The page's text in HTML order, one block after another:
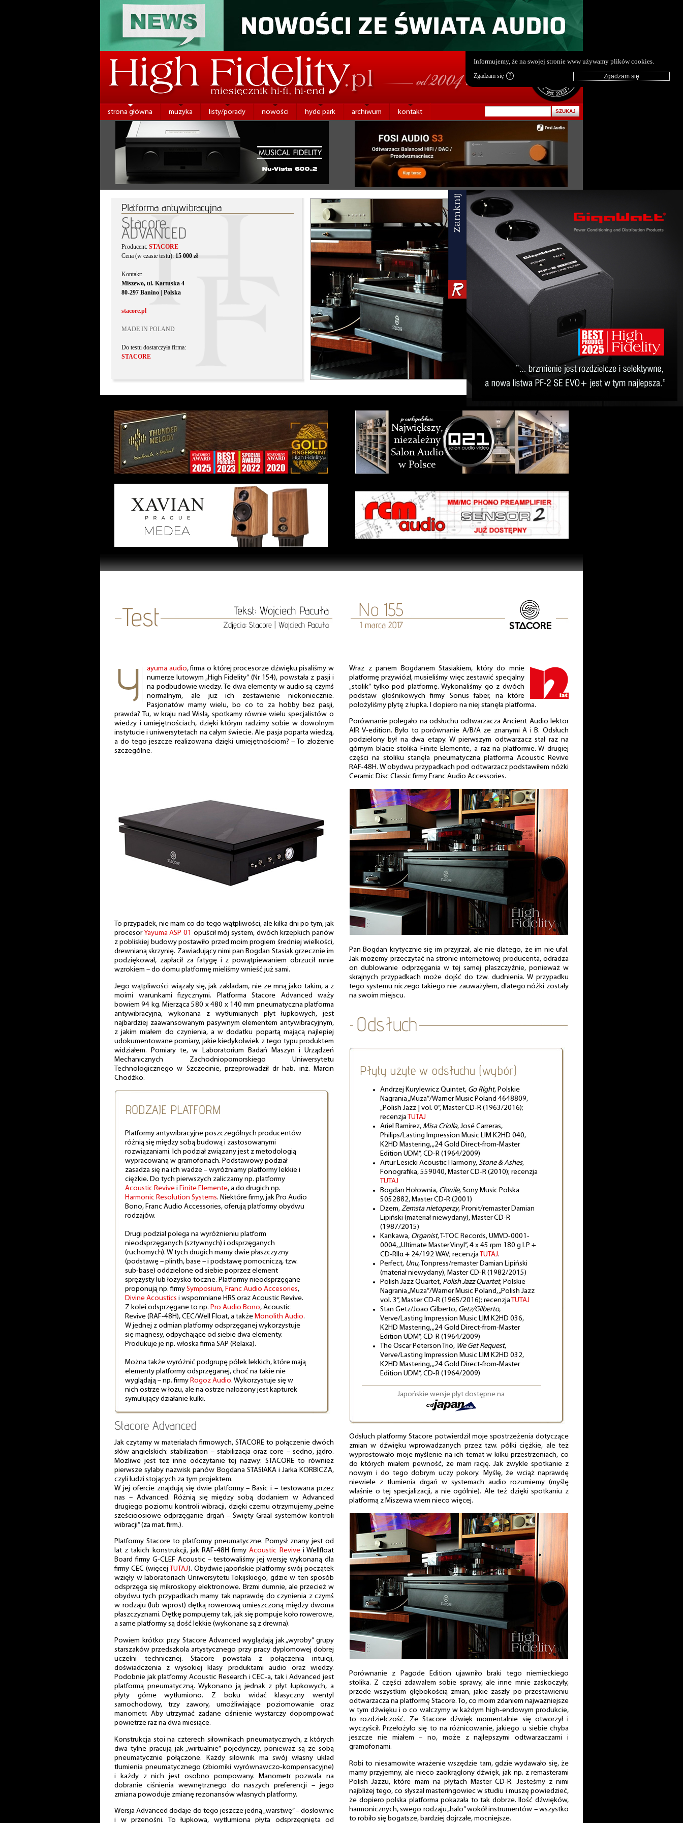
strona główna muzyka listy/porady nowości hyde park archiwum kontakt
Platforma antywibracyjna
Stacore
ADVANCED
Producent: STACORE
Cena (w czasie testu): 15 000 zł
Kontakt:
Miszewo, ul. Kartuska 4
80-297 Banino | Polska
stacore.pl
MADE IN POLAND
Do testu dostarczyła firma:
STACORE
ayuma audio, firma o której procesorze dźwięku pisaliśmy w
numerze lutowym „High Fidelity” (Nr 154), powstała z pasji i
na podbudowie wiedzy. Te dwa elementy w audio są czymś
normalnym, ale już ich zestawienie niekoniecznie.
Pasjonatów mamy wielu, bo co to za hobby bez pasji,
prawda? Tu, w kraju nad Wisłą, spotkamy równie wielu specjalistów o
wiedzy i umiejętnościach, dzięki którym radzimy sobie w dowolnym
instytucie i uniwersytetach na całym świecie. Ale pasja poparta wiedzą,
a do tego jeszcze realizowana dzięki umiejętnościom? – To złożenie
szczególne.
To przypadek, nie mam co do tego wątpliwości, ale kilka dni po tym, jak
procesor Yayuma ASP 01 opuścił mój system, dwóch krzepkich panów
z pobliskiej budowy postawiło przed moim progiem średniej wielkości,
drewnianą skrzynię. Zawiadujący nimi pan Bogdan Stasiak grzecznie im
podziękował, zapłacił za fatygę i z powątpiewaniem obrzucił mnie
wzrokiem – do domu platformę mieliśmy wnieść już sami.
Jego wątpliwości wiązały się, jak zakładam, nie ze mną jako takim, a z
moimi warunkami fizycznymi. Platforma Stacore Advanced waży
bowiem 94 kg. Mierząca 580 x 480 x 140 mm pneumatyczna platforma
antywibracyjna, wykonana z wytłumianych płyt łupkowych, jest
najbardziej zaawansowanym pasywnym elementem antywibracyjnym,
z jakim miałem do czynienia, a w dodatku popartą mającą najlepiej
udokumentowane pomiary, jakie kiedykolwiek z tego typu produktem
widziałem. Pomiary te, w Laboratorium Badań Maszyn i Urządzeń
Mechanicznych Zachodniopomorskiego Uniwersytetu
Technologicznego w Szczecinie, przeprowadził dr hab. inż. Marcin
Chodźko.
RODZAJE PLATFORM
Platformy antywibracyjne poszczególnych producentów
różnią się między sobą budową i zastosowanymi
rozwiązaniami. Ich podział związany jest z metodologią
wypracowaną w gramofonach. Podstawowy podział
zasadza się na ich wadze – wyróżniamy platformy lekkie i
ciężkie. Do tych pierwszych zaliczamy np. platformy
Acoustic Revive i Finite Elemente, a do drugich np.
Harmonic Resolution Systems. Niektóre firmy, jak Pro Audio
Bono, Franc Audio Accessories, oferują platformy obydwu
rodzajów.
Drugi podział polega na wyróżnieniu platform
nieodsprzęganych (sztywnych) i odsprzęganych
(ruchomych). W tych drugich mamy dwie płaszczyzny
(podstawę – plinth, base – i podstawę pomocniczą, tzw.
sub-base) oddzielone od siebie poprzez element
sprężysty lub łożysko toczne. Platformy nieodsprzęgane
proponują np. firmy Symposium, Franc Audio Accesories,
Divine Acoustics i wspomniane HRS oraz Acoustic Revive.
Z kolei odsprzęgane to np. Pro Audio Bono, Acoustic
Revive (RAF-48H), CEC/Well Float, a także Monolith Audio.
W jednej z odmian platformy odsprzęganej wykorzystuje
się magnesy, odpychające od siebie dwa elementy.
Produkuje je np. włoska firma SAP (Relaxa).
Można także wyróżnić podgrupę półek lekkich, które mają
elementy platformy odsprzęganej, choć na takie nie
wyglądają – np. firmy Rogoz Audio. Wykorzystuje się w
nich ostrze w łożu, ale na ostrze nałożony jest kapturek
symulujący działanie kulki.
Stacore Advanced
Jak czytamy w materiałach firmowych, STACORE to połączenie dwóch
słów angielskich: stabilization – stabilizacja oraz core – sedno, jądro.
Możliwe jest też inne odczytanie tej nazwy: STACORE to również
pierwsze sylaby nazwisk panów Bogdana STASIAKA i Jarka KORBICZA,
czyli ludzi stojących za tym projektem.
W jej ofercie znajdują się dwie platformy – Basic i – testowana przez
nas – Advanced. Różnią się między sobą dodaniem w Advanced
drugiego poziomu kontroli wibracji, dzięki czemu otrzymujemy „pełne
sześcioosiowe odprzęganie drgań – Święty Graal systemów kontroli
wibracji” (za mat. firm.).
Platformy Stacore to platformy pneumatyczne. Pomysł znany jest od
lat z takich konstrukcji, jak RAF-48H firmyAcoustic Revivei Wellfloat
Board firmy G-CLEF Acoustic – testowaliśmy jej wersję wykonaną dla
firmy CEC (więcej TUTAJ). Obydwie japońskie platformy swój początek
wzięły w laboratoriach Uniwersytetu Tokijskiego, gdzie w ten sposób
odsprzęga się mikroskopy elektronowe. Brzmi dumnie, ale przecież w
obydwu tych przypadkach mamy tak naprawdę do czynienia z czymś
w rodzaju (lub wprost) dętką rowerową umieszczoną między dwoma
płaszczyznami. Dętkę pompujemy tak, jak się pompuje koło rowerowe,
a same platformy są dość lekkie (wykonane są z drewna).
Powiem krótko: przy Stacore Advanced wyglądają jak „wyroby” grupy
starszaków przedszkola artystycznego przy pracy dyplomowej dobrej
uczelni technicznej. Stacore powstała z połączenia intuicji,
doświadczenia z wysokiej klasy produktami audio oraz wiedzy.
Podobnie jak platformy Acoustic Research i CEC-a, tak i Advanced jest
platformą pneumatyczną. Wykonano ją jednak z płyt łupkowych, a
płyty górne wytłumiono. Z boku widać klasyczny wentyl
samochodowy, trzy zawory, umożliwiające poziomowanie oraz
manometr. Aby utrzymać zadane ciśnienie wystarczy dopompować
powietrze raz na dwa miesiące.
Konstrukcja stoi na czterech siłownikach pneumatycznych, z których
dwa tylne pracują jak „wirtualnie” pojedynczy, ponieważ są ze sobą
pneumatycznie połączone. Każdy siłownik ma swój własny układ
tłumienia pneumatycznego (zbiorniki wyrównawczo-kompensacyjne)
i każdy z nich jest osobno pompowany. Manometr pozwala na
dobranie ciśnienia wewnętrznego do naszych preferencji – jego
zmiana powoduje zmianę rezonansów własnych platformy.
Wersja Advanced dodaje do tego jeszcze jedną „warstwę” – dosłownie
i w przenośni. To łupkowa, wytłumiona płyta odsprzęgnięta od
Wraz z panem Bogdanem Stasiakiem, który do mnie
platformę przywiózł, musieliśmy więc zestawić specjalny
„stolik” tylko pod platformę. Wykonaliśmy go z dwóch
podstaw głośnikowych firmy Sonus faber, na które
położyliśmy płytę z łupka. I dopiero na niej stanęła platforma.
Porównanie polegało na odsłuchu odtwarzacza Ancient Audio lektor
AIR V-edition. Było to porównanie A/B/A ze znanymi A i B. Odsłuch
podzielony był na dwa etapy. W pierwszym odtwarzacz stał raz na
górnym blacie stolika Finite Elemente, a raz na platformie. W drugiej
części na stoliku stanęła pneumatyczna platforma Acoustic Revive
RAF-48H. W obydwu przypadkach pod odtwarzacz podstawiłem nóżki
Ceramic Disc Classic firmy Franc Audio Accessories.
Pan Bogdan krytycznie się im przyjrzał, ale nie dlatego, że im nie ufał.
Jak możemy przeczytać na stronie internetowej producenta, odradza
on dublowanie odprzęgania w tej samej płaszczyźnie, ponieważ w
skrajnych przypadkach może dojść do tzw. dudnienia. W przypadku
tego systemu niczego takiego nie zauważyłem, dlatego nóżki zostały
na swoim miejscu.
Płyty użyte w odsłuchu (wybór)
Andrzej Kurylewicz Quintet, Go Right, Polskie
Nagrania „Muza”/Warner Music Poland 4648809,
„Polish Jazz | vol. 0”, Master CD-R (1963/2016);
recenzjaTUTAJ
Ariel Ramirez, Misa Criolla, José Carreras,
Philips/Lasting Impression Music LIM K2HD 040,
K2HD Mastering, „24 Gold Direct-from-Master
Edition UDM”, CD-R (1964/2009)
Artur Lesicki Acoustic Harmony, Stone & Ashes,
Fonografika, 559040, Master CD-R (2010); recenzja
TUTAJ
Bogdan Hołownia, Chwile, Sony Music Polska
5052882, Master CD-R (2001)
Dżem, Zemsta nietoperzy, Pronit/remaster Damian
Lipiński (materiał niewydany), Master CD-R
(1987/2015)
Kankawa, Organist, T-TOC Records, UMVD-0001-
0004, „Ultimate Master Vinyl”, 4 x 45 rpm 180 g LP +
CD-RIIα + 24/192 WAV; recenzjaTUTAJ.
Perfect, Unu, Tonpress/remaster Damian Lipiński
(materiał niewydany), Master CD-R (1982/2015)
Polish Jazz Quartet, Polish Jazz Quartet, Polskie
Nagrania „Muza”/Warner Music Poland, „Polish Jazz
vol. 3”, Master CD-R (1965/2016); recenzjaTUTAJ
Stan Getz/Joao Gilberto, Getz/Gilberto,
Verve/Lasting Impression Music LIM K2HD 036,
K2HD Mastering, „24 Gold Direct-from-Master
Edition UDM”, CD-R (1964/2009)
The Oscar Peterson Trio, We Get Request,
Verve/Lasting Impression Music LIM K2HD 032,
K2HD Mastering, „24 Gold Direct-from-Master
Edition UDM”, CD-R (1964/2009)
Japońskie wersje płyt dostępne na
Odsłuch platformy Stacore potwierdził moje spostrzeżenia dotyczące
zmian w dźwięku wprowadzanych przez tzw. półki ciężkie, ale też
wyprostowało moje myślenie na ich temat w kilku przestrzeniach, co
do których miałem pewność, że mam rację. Jak zwykle spotkanie z
nowym i do tego dobrym uczy pokory. Myślę, że wciąż naprawdę
niewiele z tłumienia drgań w systemach audio rozumiemy (myślę
właśnie o tej specjalizacji, a nie ogólnie). Ale też dzięki spotkaniu z
platformą z Miszewa wiem nieco więcej.
Porównanie z Pagode Edition ujawniło braki tego niemieckiego
stolika. Z części zdawałem sobie sprawy, ale inne mnie zaskoczyły,
przede wszystkim głębokością zmian, jakie zaszły po przestawieniu
odtwarzacza na platformę Stacore. To, co moim zdaniem najważniejsze
w tym dźwięku i o co walczymy w każdym high-endowym produkcie,
to rozdzielczość. Ze Stacore dźwięk momentalnie się otworzył i
wyczyścił. Przełożyło się to na różnicowanie, jakiego u siebie chyba
jeszcze nie miałem – no, może z najlepszymi odtwarzaczami i
gramofonami.
Robi to niesamowite wrażenie wszędzie tam, gdzie wydawało się, że
mamy przyjemny, ale nieco zaokrąglony dźwięk, jak np. z remasterami
Polish Jazzu, które mam na płytach Master CD-R. Jesteśmy z nimi
najbliżej tego, co słyszał masteringowiec w studiu i muszę powiedzieć,
że dopiero polska platforma pokazała to tak dobrze. Ilość dźwięków,
harmonicznych, swego rodzaju „halo” wokół instrumentów – wszystko
to robiło się bogatsze, bardziej dojrzałe, mocniejsze.
Informujemy, że na swojej stronie www używamy plików cookies.
Zgadzam się ?